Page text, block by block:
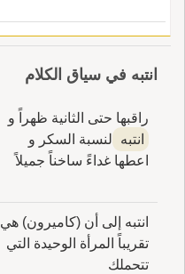
انتبه في سياق الكلام
راقبها حتى الثانية ظهراً و
انتبه
لنسبة السكر و
اعطها غداءً ساخناً جميلاً
انتبه إلى أن (كاميرون) هي
تقريباً المرأة الوحيدة التي
تتحملك